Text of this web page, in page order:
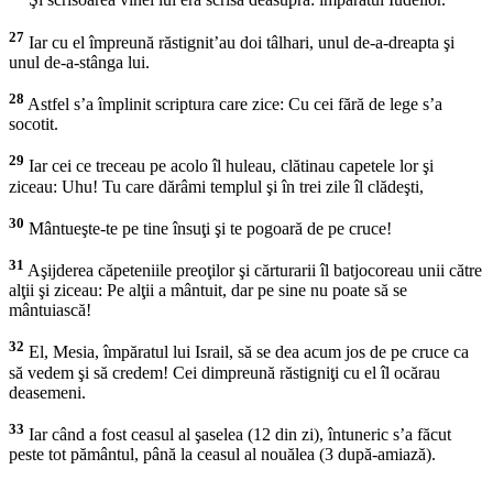
27 Iar cu el împreună răstignit’au doi tâlhari, unul de-a-dreapta şi
unul de-a-stânga lui.
28 Astfel s’a împlinit scriptura care zice: Cu cei fără de lege s’a
socotit.
29 Iar cei ce treceau pe acolo îl huleau, clătinau capetele lor şi
ziceau: Uhu! Tu care dărâmi templul şi în trei zile îl clădeşti,
30 Mântueşte-te pe tine însuţi şi te pogoară de pe cruce!
31 Aşijderea căpeteniile preoţilor şi cărturarii îl batjocoreau unii către
alţii şi ziceau: Pe alţii a mântuit, dar pe sine nu poate să se
mântuiască!
32 El, Mesia, împăratul lui Israil, să se dea acum jos de pe cruce ca
să vedem şi să credem! Cei dimpreună răstigniţi cu el îl ocărau
deasemeni.
33 Iar când a fost ceasul al şaselea (12 din zi), întuneric s’a făcut
peste tot pământul, până la ceasul al nouălea (3 după-amiază).